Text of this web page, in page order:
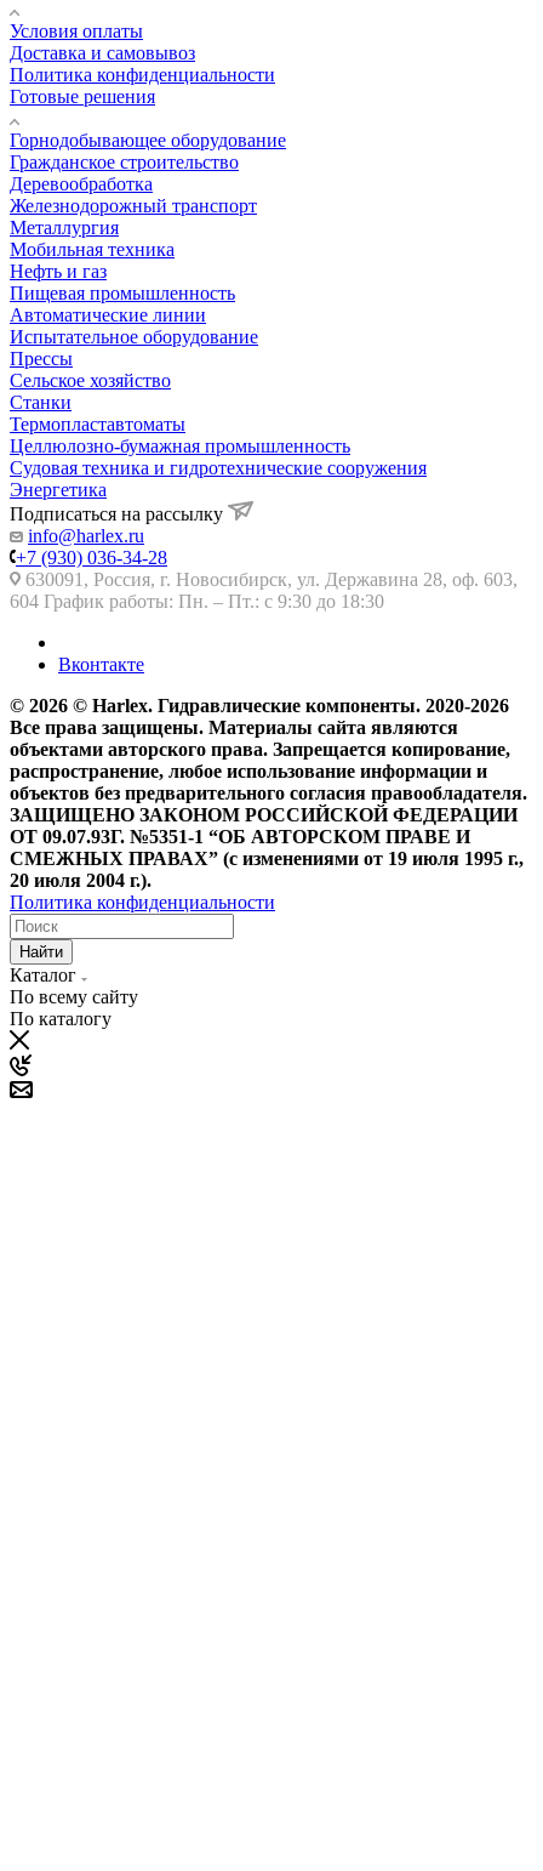
Условия оплаты
Доставка и самовывоз
Политика конфиденциальности
Готовые решения
Горнодобывающее оборудование
Гражданское строительство
Деревообработка
Железнодорожный транспорт
Металлургия
Мобильная техника
Нефть и газ
Пищевая промышленность
Автоматические линии
Испытательное оборудование
Прессы
Сельское хозяйство
Станки
Термопластавтоматы
Целлюлозно-бумажная промышленность
Судовая техника и гидротехнические сооружения
Энергетика
Подписаться на рассылку
info@harlex.ru
+7 (930) 036-34-28
630091, Россия, г. Новосибирск, ул. Державина 28, оф. 603,
604 График работы: Пн. – Пт.: с 9:30 до 18:30
Вконтакте
© 2026 © Harlex. Гидравлические компоненты. 2020-2026
Все права защищены. Материалы сайта являются
объектами авторского права. Запрещается копирование,
распространение, любое использование информации и
объектов без предварительного согласия правообладателя.
ЗАЩИЩЕНО ЗАКОНОМ РОССИЙСКОЙ ФЕДЕРАЦИИ
ОТ 09.07.93Г. №5351-1 “ОБ АВТОРСКОМ ПРАВЕ И
СМЕЖНЫХ ПРАВАХ” (с изменениями от 19 июля 1995 г.,
20 июля 2004 г.).
Политика конфиденциальности
Найти
Каталог
По всему сайту
По каталогу